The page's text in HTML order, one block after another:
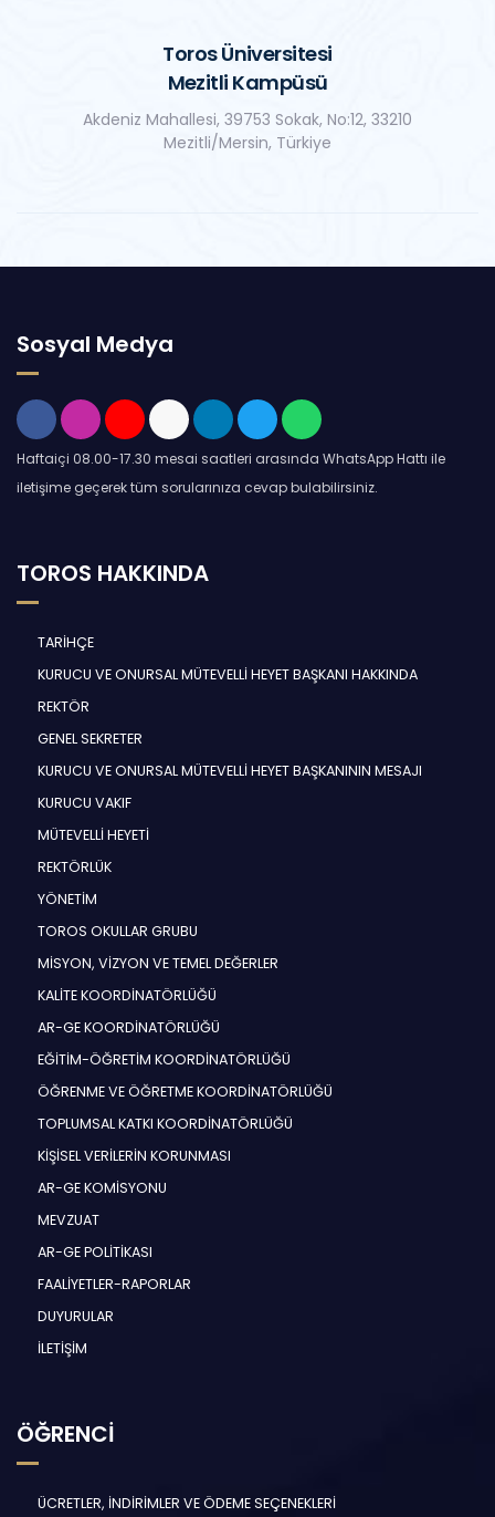
Toros Üniversitesi
Mezitli Kampüsü
Akdeniz Mahallesi, 39753 Sokak, No:12, 33210
Mezitli/Mersin, Türkiye
Sosyal Medya
Haftaiçi 08.00-17.30 mesai saatleri arasında WhatsApp Hattı ile
iletişime geçerek tüm sorularınıza cevap bulabilirsiniz.
TOROS HAKKINDA
TARİHÇE
KURUCU VE ONURSAL MÜTEVELLİ HEYET BAŞKANI HAKKINDA
REKTÖR
GENEL SEKRETER
KURUCU VE ONURSAL MÜTEVELLİ HEYET BAŞKANININ MESAJI
KURUCU VAKIF
MÜTEVELLİ HEYETİ
REKTÖRLÜK
YÖNETİM
TOROS OKULLAR GRUBU
MİSYON, VİZYON VE TEMEL DEĞERLER
KALİTE KOORDİNATÖRLÜĞÜ
AR-GE KOORDİNATÖRLÜĞÜ
EĞİTİM-ÖĞRETİM KOORDİNATÖRLÜĞÜ
ÖĞRENME VE ÖĞRETME KOORDİNATÖRLÜĞÜ
TOPLUMSAL KATKI KOORDİNATÖRLÜĞÜ
KİŞİSEL VERİLERİN KORUNMASI
AR-GE KOMİSYONU
MEVZUAT
AR-GE POLİTİKASI
FAALİYETLER-RAPORLAR
DUYURULAR
İLETİŞİM
ÖĞRENCİ
ÜCRETLER, İNDİRİMLER VE ÖDEME SEÇENEKLERİ